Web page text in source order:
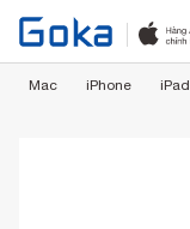
Mac iPhone iPad